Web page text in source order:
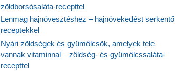
zöldborsósaláta-recepttel
Lenmag hajnövesztéshez – hajnövekedést serkentő
receptekkel
Nyári zöldségek és gyümölcsök, amelyek tele
vannak vitaminnal – zöldség- és gyümölcssaláta-
recepttel